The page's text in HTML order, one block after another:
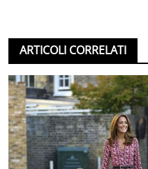
ARTICOLI CORRELATI